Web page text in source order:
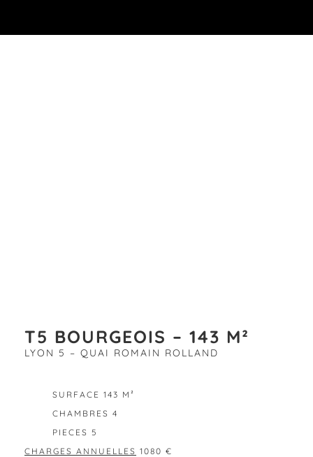
T5 BOURGEOIS – 143 M²
LYON 5 – QUAI ROMAIN ROLLAND
SURFACE 143 M²
CHAMBRES 4
PIECES 5
CHARGES ANNUELLES 1080 €